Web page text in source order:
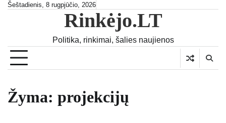
SkipŠeštadienis, 8 rugpjūčio, 2026
Rinkėjo.LT
Politika, rinkimai, šalies naujienos
Žyma: projekcijų